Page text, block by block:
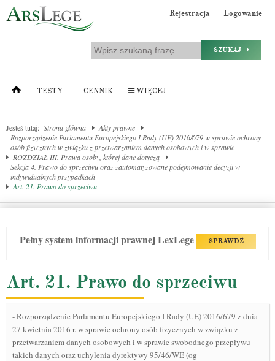
Rejestracja Logowanie
SZUKAJ
TESTY CENNIK WIĘCEJ
Jesteś tutaj: Strona główna
Akty prawne
Rozporządzenie Parlamentu Europejskiego I Rady (UE) 2016/679 w sprawie ochrony
osób fizycznych w związku z przetwarzaniem danych osobowych i w sprawie
ROZDZIAŁ III. Prawa osoby, której dane dotyczą
Sekcja 4. Prawo do sprzeciwu oraz zautomatyzowane podejmowanie decyzji w
indywidualnych przypadkach
Art. 21. Prawo do sprzeciwu
Pełny system informacji prawnej LexLege SPRAWDŹ
Art. 21. Prawo do sprzeciwu
-Rozporządzenie Parlamentu Europejskiego I Rady (UE) 2016/679 z dnia
27 kwietnia 2016 r. w sprawie ochrony osób fizycznych w związku z
przetwarzaniem danych osobowych i w sprawie swobodnego przepływu
takich danych oraz uchylenia dyrektywy 95/46/WE (og